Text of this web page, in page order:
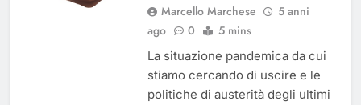
Marcello Marchese
5 anni
ago
0 5 mins
La situazione pandemica da cui
stiamo cercando di uscire e le
politiche di austerità degli ultimi